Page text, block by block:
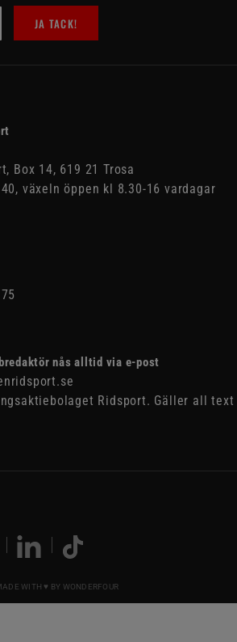
JA TACK!
Box 14, 619 21 Trosa
växeln öppen kl 8.30-16 vardagar
nås alltid via e-post
Ridsport. Gäller all text
WITH ♥ BY WONDERFOUR